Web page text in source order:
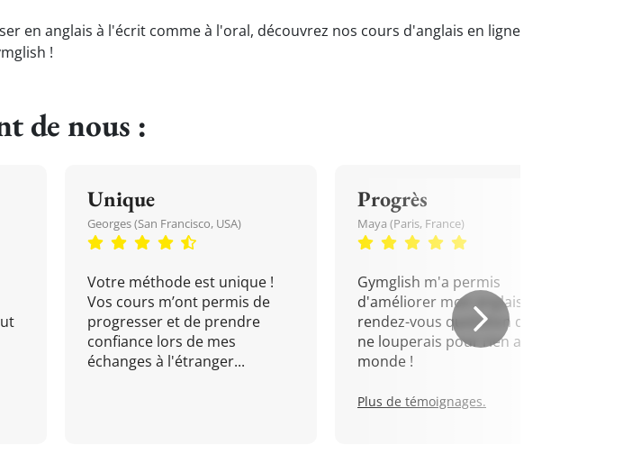
en anglais à l'écrit comme à l'oral, découvrez nos cours d'anglais en ligne
!
de nous :
Unique
Georges (San Francisco, USA)
Votre méthode est unique !
Vos cours m’ont permis de
progresser et de prendre
confiance lors de mes
échanges à l'étranger...
Progrès
Maya (Paris, France)
Gymglish m'a permis
d'améliorer mon anglais. Un
rendez-vous quotidien que je
ne louperais pour rien au
monde !
Plus de témoignages.